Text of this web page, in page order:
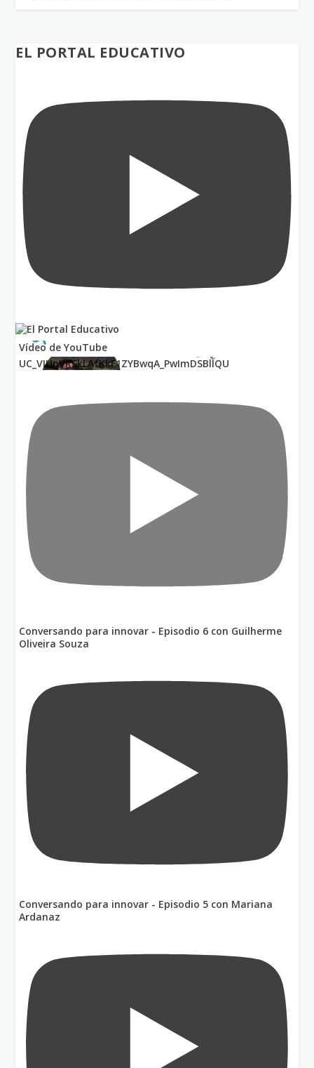
EL PORTAL EDUCATIVO
Vídeo de YouTube
UC_VIUnVRSkLAfKkF1ZYBwqA_PwImDSBllQU
Conversando para innovar - Episodio 6 con Guilherme
Oliveira Souza
Conversando para innovar - Episodio 5 con Mariana
Ardanaz